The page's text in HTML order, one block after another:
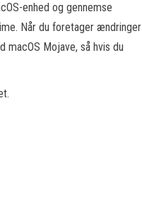
enhed og gennemse
Når du foretager ændringer
Mojave, så hvis du